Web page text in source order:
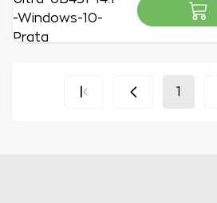
Indisponível
1